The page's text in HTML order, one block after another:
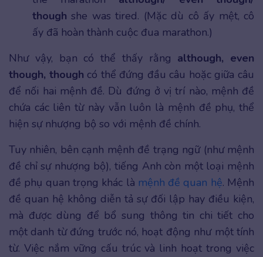
though she was tired. (Mặc dù cô ấy mệt, cô
ấy đã hoàn thành cuộc đua marathon.)
Như vậy, bạn có thể thấy rằng although, even
though, though có thể đứng đầu câu hoặc giữa câu
để nối hai mệnh đề. Dù đứng ở vị trí nào, mệnh đề
chứa các liên từ này vẫn luôn là mệnh đề phụ, thể
hiện sự nhượng bộ so với mệnh đề chính.
Tuy nhiên, bên cạnh mệnh đề trạng ngữ (như mệnh
đề chỉ sự nhượng bộ), tiếng Anh còn một loại mệnh
đề phụ quan trọng khác là mệnh đề quan hệ. Mệnh
đề quan hệ không diễn tả sự đối lập hay điều kiện,
mà được dùng để bổ sung thông tin chi tiết cho
một danh từ đứng trước nó, hoạt động như một tính
từ. Việc nắm vững cấu trúc và linh hoạt trong việc